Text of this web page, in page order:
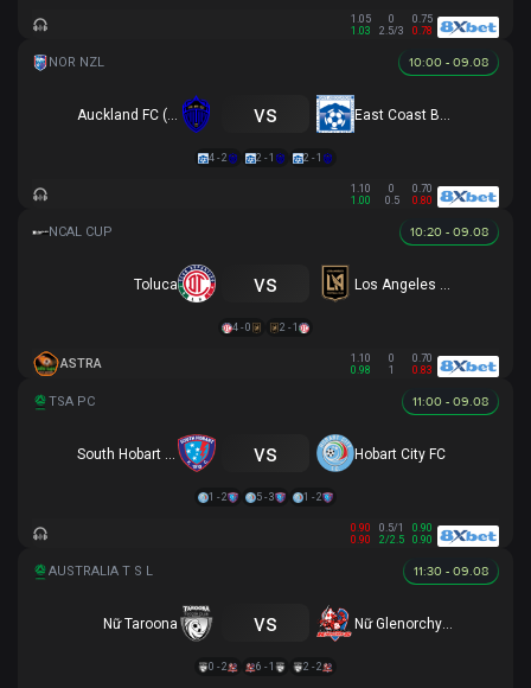
1.05 0
0.75
1.03
2.5/3 0.78
10:00 - 09.08
Auckland FC (R) vs
4 - 2 2 - 1 2 - 1
1.10 0
0.70
1.00
0.5 0.80
10:20 - 09.08
Toluca vs
4 - 0 2 - 1
ASTRA 1.10 0
0.70
0.98
1 0.83
11:00 - 09.08
vs Hobart City FC
1 - 2 5 - 3 1 - 2
0.90 0.5/1
0.90
0.90
2/2.5 0.90
11:30 - 09.08
Nữ Taroona vs Nữ Glenorchy Knights
0 - 2 6 - 1 2 - 2